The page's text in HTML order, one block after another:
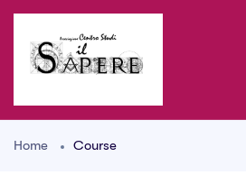
Home Course